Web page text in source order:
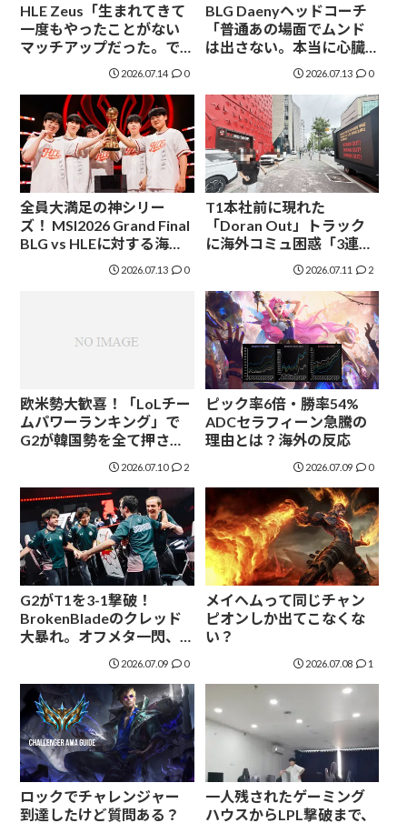
HLE Zeus「生まれてきて
一度もやったことがない
マッチアップだった。で
も自信があった」-
MSI2026決勝試合後イン
タビュー【現地取材】
2026.07.14 0
BLG Daenyヘッドコーチ
「普通あの場面でムンド
は出さない。本当に心臓
が強すぎる」- MSI2026決
勝試合後インタビュー
【現地取材】
2026.07.13 0
全員大満足の神シリー
ズ！ MSI2026 Grand Final
BLG vs HLEに対する海外
2026.07.13 0
T1本社前に現れた
「Doran Out」トラック
に海外コミュ困惑「3連覇
してもまだ不満なのか」
2026.07.11 2
欧米勢大歓喜！「LoLチー
ムパワーランキング」で
G2が韓国勢を全て押さ
え、世界２位へ
2026.07.10 2
ピック率6倍・勝率54%
ADCセラフィーン急騰の
理由とは？海外の反応
2026.07.09 0
G2がT1を3-1撃破！
BrokenBladeのクレッド
大暴れ。オフメタ一閃、
G2が7年ぶりの大金星
2026.07.09 0
メイヘムって同じチャン
ピオンしか出てこなくな
い？
2026.07.08 1
ロックでチャレンジャー
到達したけど質問ある？
一人残されたゲーミング
ハウスからLPL撃破まで、